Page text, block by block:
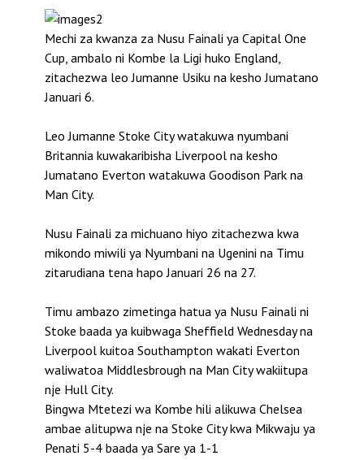
Mechi za kwanza za Nusu Fainali ya Capital One
Cup, ambalo ni Kombe la Ligi huko England,
zitachezwa leo Jumanne Usiku na kesho Jumatano
Januari 6.
Leo Jumanne Stoke City watakuwa nyumbani
Britannia kuwakaribisha Liverpool na kesho
Jumatano Everton watakuwa Goodison Park na
Man City.
Nusu Fainali za michuano hiyo zitachezwa kwa
mikondo miwili ya Nyumbani na Ugenini na Timu
zitarudiana tena hapo Januari 26 na 27.
Timu ambazo zimetinga hatua ya Nusu Fainali ni
Stoke baada ya kuibwaga Sheffield Wednesday na
Liverpool kuitoa Southampton wakati Everton
waliwatoa Middlesbrough na Man City wakiitupa
nje Hull City.
Bingwa Mtetezi wa Kombe hili alikuwa Chelsea
ambae alitupwa nje na Stoke City kwa Mikwaju ya
Penati 5-4 baada ya Sare ya 1-1